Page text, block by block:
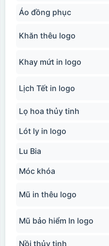
Áo đồng phục
Khăn thêu logo
Khay mứt in logo
Lịch Tết in logo
Lọ hoa thủy tinh
Lót ly in logo
Lu Bia
Móc khóa
Mũ in thêu logo
Mũ bảo hiểm In logo
Nồi thủy tinh